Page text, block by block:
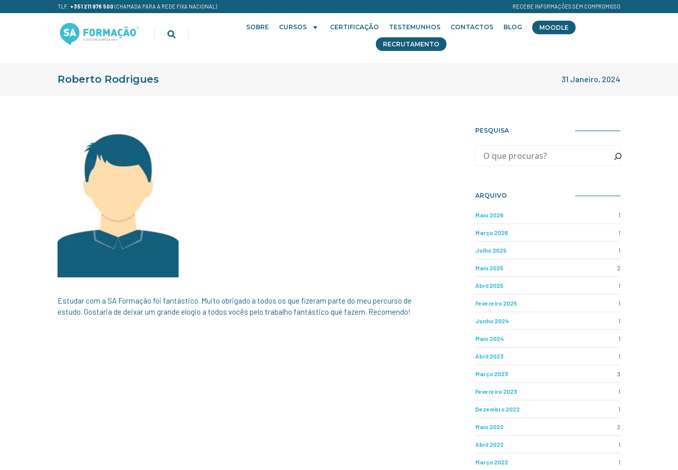
TLF: +351 211 976 500 (CHAMADA PARA A REDE FIXA NACIONAL) RECEBE INFORMAÇÕES SEM COMPROMISSO
SOBRE CURSOS CERTIFICAÇÃO TESTEMUNHOS CONTACTOS BLOG MOODLE
RECRUTAMENTO
Roberto Rodrigues 31 Janeiro, 2024
Estudar com a SA Formação foi fantástico. Muito obrigado a todos os que fizeram parte do meu percurso de
estudo. Gostaria de deixar um grande elogio a todos vocês pelo trabalho fantástico que fazem. Recomendo!
PESQUISA
ARQUIVO
Maio 2026 1
Março 2026 1
Julho 2025 1
Maio 2025 2
Abril 2025 1
Fevereiro 2025 1
Junho 2024 1
Maio 2024 1
Abril 2023 1
Março 2023 3
Fevereiro 2023 1
Dezembro 2022 1
Maio 2022 2
Abril 2022 1
Março 2022 1